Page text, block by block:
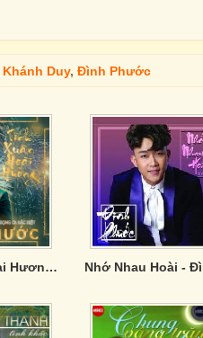
Khánh Duy, Đình Phước
Tình Xuân Hoài Hương - Đình Phước